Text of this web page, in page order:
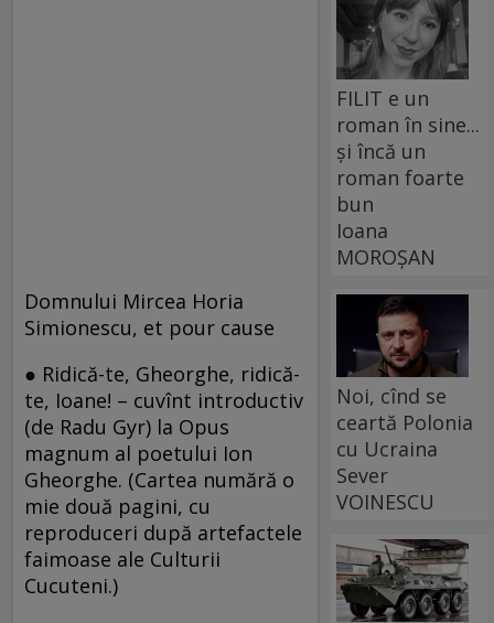
Domnului Mircea Horia
Simionescu, et pour cause
● Ridică-te, Gheorghe, ridică-
te, Ioane! – cuvînt introductiv
(de Radu Gyr) la Opus
magnum al poetului Ion
Gheorghe. (Cartea numără o
mie două pagini, cu
reproduceri după artefactele
faimoase ale Culturii
Cucuteni.)
FILIT e un
roman în sine...
și încă un
roman foarte
bun
Ioana
MOROȘAN
Noi, cînd se
ceartă Polonia
cu Ucraina
Sever
VOINESCU